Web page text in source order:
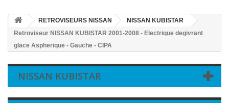
RETROVISEURS NISSAN
NISSAN KUBISTAR
Retroviseur NISSAN KUBISTAR 2001-2008 - Electrique degivrant
glace Aspherique - Gauche - CIPA
NISSAN KUBISTAR